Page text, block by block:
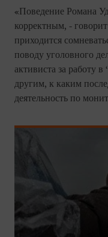
«Поведение Романа
корректным, -
приходится
поводу уголовного
активиста за работу в
другим, к каким
деятельность по